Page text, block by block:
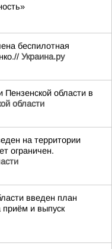
беспилотная
Украина.ру
области в
области
на территории
ограничен.
введен план
приём и выпуск